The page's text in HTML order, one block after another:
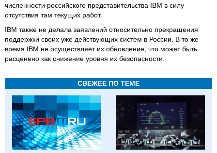
численности российского представительства IBM в силу
отсутствия там текущих работ.
IBM также не делала заявлений относительно прекращения
поддержки своих уже действующих систем в России. В то же
время IBM не осуществляет их обновление, что может быть
расценено как снижение уровня их безопасности.
СВЕЖЕЕ ПО ТЕМЕ